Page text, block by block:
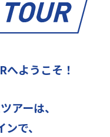
ようこそ！
アーは、
で、